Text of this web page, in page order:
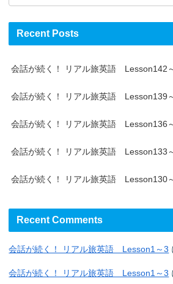
Recent Posts
会話が続く！ リアル旅英語 Lesson142
会話が続く！ リアル旅英語 Lesson139
会話が続く！ リアル旅英語 Lesson136
会話が続く！ リアル旅英語 Lesson133
会話が続く！ リアル旅英語 Lesson130
Recent Comments
会話が続く！ リアル旅英語 Lesson1～3
会話が続く！ リアル旅英語 Lesson1～3